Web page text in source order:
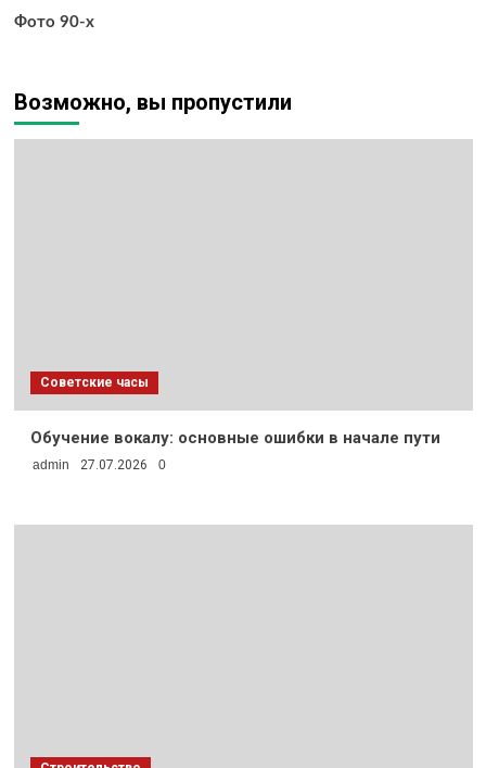
Фото 90-х
Возможно, вы пропустили
Советские часы
Обучение вокалу: основные ошибки в начале пути
admin 27.07.2026 0